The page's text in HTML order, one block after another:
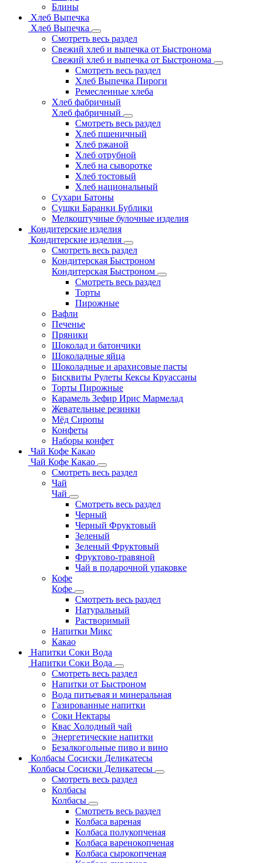
Блины
Хлеб Выпечка
Хлеб Выпечка
Смотреть весь раздел
Свежий хлеб и выпечка от Быстронома
Свежий хлеб и выпечка от Быстронома
Смотреть весь раздел
Хлеб Выпечка Пироги
Ремесленные хлеба
Хлеб фабричный
Хлеб фабричный
Смотреть весь раздел
Хлеб пшеничный
Хлеб ржаной
Хлеб отрубной
Хлеб на сыворотке
Хлеб тостовый
Хлеб национальный
Сухари Батоны
Сушки Баранки Бублики
Мелкоштучные булочные изделия
Кондитерские изделия
Кондитерские изделия
Смотреть весь раздел
Кондитерская Быстроном
Кондитерская Быстроном
Смотреть весь раздел
Торты
Пирожные
Вафли
Печенье
Пряники
Шоколад и батончики
Шоколадные яйца
Шоколадные и арахисовые пасты
Бисквиты Рулеты Кексы Круассаны
Торты Пирожные
Карамель Зефир Ирис Мармелад
Жевательные резинки
Мёд Сиропы
Конфеты
Наборы конфет
Чай Кофе Какао
Чай Кофе Какао
Смотреть весь раздел
Чай
Чай
Смотреть весь раздел
Черный
Черный Фруктовый
Зеленый
Зеленый Фруктовый
Фруктово-травяной
Чай в подарочной упаковке
Кофе
Кофе
Смотреть весь раздел
Натуральный
Растворимый
Напитки Микс
Какао
Напитки Соки Вода
Напитки Соки Вода
Смотреть весь раздел
Напитки от Быстроном
Вода питьевая и минеральная
Газированные напитки
Соки Нектары
Квас Холодный чай
Энергетические напитки
Безалкогольные пиво и вино
Колбасы Сосиски Деликатесы
Колбасы Сосиски Деликатесы
Смотреть весь раздел
Колбасы
Колбасы
Смотреть весь раздел
Колбаса вареная
Колбаса полукопченая
Колбаса варенокопченая
Колбаса сырокопченая